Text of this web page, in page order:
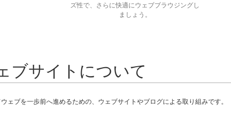
ズ性で、さらに快適にウェブブラウジングし
ましょう。
ブサイトについて
ェブを一歩前へ進めるための、ウェブサイトやブログによる取り組みです。